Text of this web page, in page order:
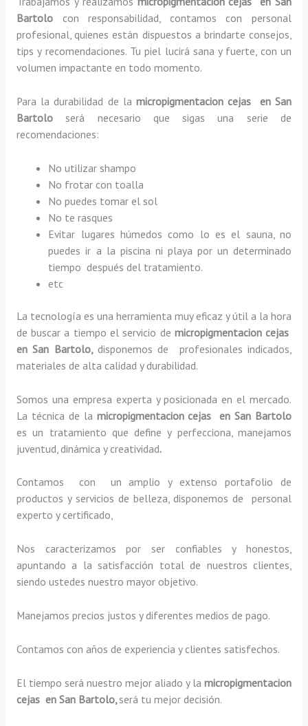
Bartolo con responsabilidad, contamos con personal
profesional, quienes están dispuestos a brindarte consejos,
tips y recomendaciones. Tu piel lucirá sana y fuerte, con un
volumen impactante en todo momento.
Para la durabilidad de lamicropigmentacion cejas en San
Bartolo será necesario que sigas una serie de
recomendaciones:
No utilizar shampo
No frotar con toalla
No puedes tomar el sol
No te rasques
Evitar lugares húmedos como lo es el sauna, no
puedes ir a la piscina ni playa por un determinado
tiempo después del tratamiento.
etc
La tecnología es una herramienta muy eficaz y útil a la hora
de buscar a tiempo el servicio de micropigmentacion cejas
en San Bartolo, disponemos de profesionales indicados,
materiales de alta calidad y durabilidad.
Somos una empresa experta y posicionada en el mercado.
La técnica de la micropigmentacion cejas en San Bartolo
es un tratamiento que define y perfecciona, manejamos
juventud, dinámica y creatividad.
Contamos con un amplio y extenso portafolio de
productos y servicios de belleza, disponemos de personal
experto y certificado,
Nos caracterizamos por ser confiables y honestos,
apuntando a la satisfacción total de nuestros clientes,
siendo ustedes nuestro mayor objetivo.
Manejamos precios justos y diferentes medios de pago.
Contamos con años de experiencia y clientes satisfechos.
El tiempo será nuestro mejor aliado y lamicropigmentacion
cejas en San Bartolo, será tu mejor decisión.